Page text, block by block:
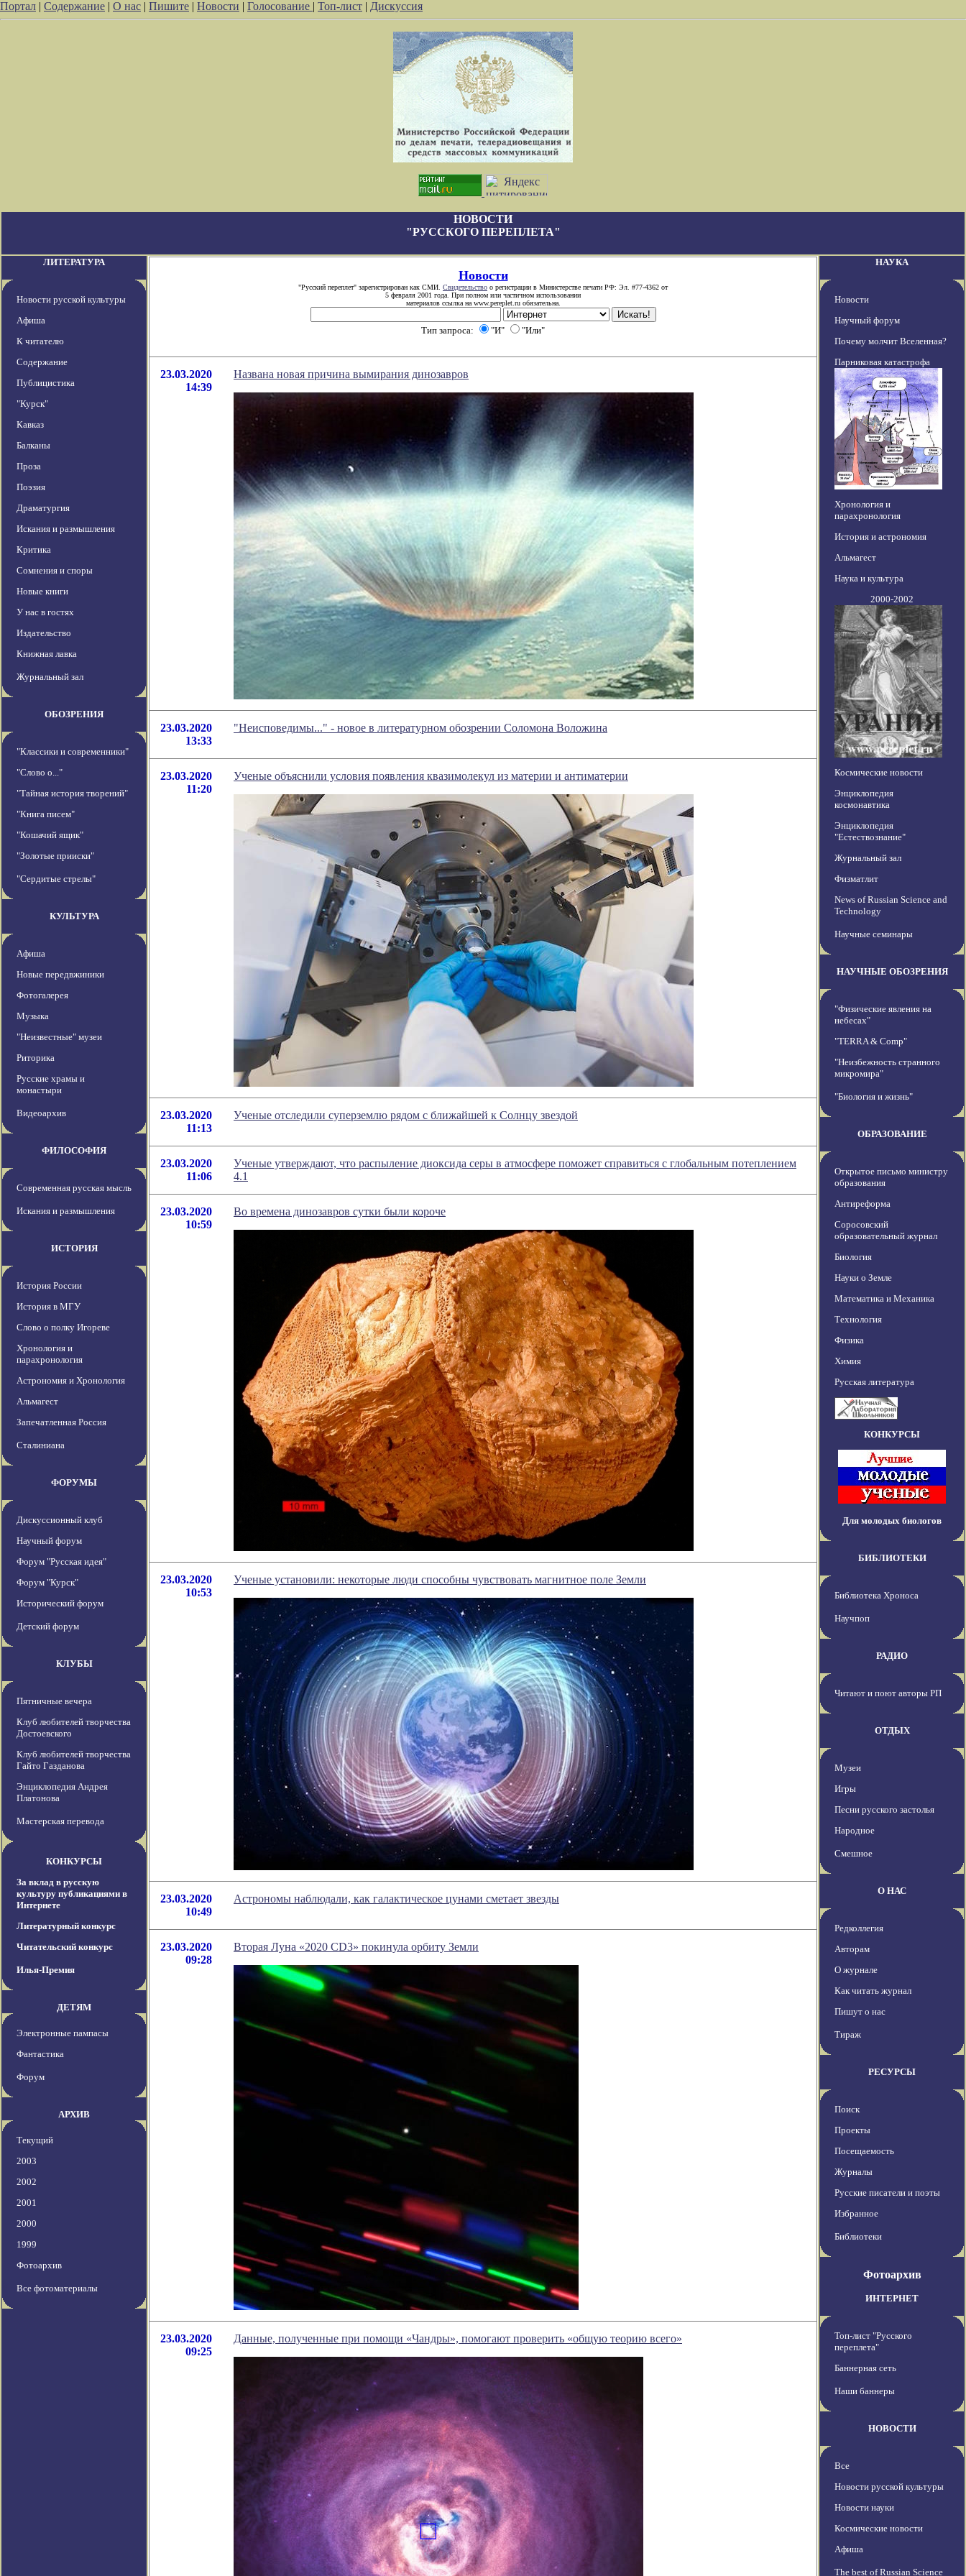
Портал | Содержание | О нас | Пишите | Новости | Голосование | Топ-лист | Дискуссия
НОВОСТИ
"РУССКОГО ПЕРЕПЛЕТА"
ЛИТЕРАТУРА
Новости русской культуры
Афиша
К читателю
Содержание
Публицистика
"Курск"
Кавказ
Балканы
Проза
Поэзия
Драматургия
Искания и размышления
Критика
Сомнения и споры
Новые книги
У нас в гостях
Издательство
Книжная лавка
Журнальный зал
ОБОЗРЕНИЯ
"Классики и современники"
"Слово о..."
"Тайная история творений"
"Книга писем"
"Кошачий ящик"
"Золотые прииски"
"Сердитые стрелы"
КУЛЬТУРА
Афиша
Новые передвжиники
Фотогалерея
Музыка
"Неизвестные" музеи
Риторика
Русские храмы и
монастыри
Видеоархив
ФИЛОСОФИЯ
Современная русская мысль
Искания и размышления
ИСТОРИЯ
История России
История в МГУ
Слово о полку Игореве
Хронология и
парахронология
Астрономия и Хронология
Альмагест
Запечатленная Россия
Сталиниана
ФОРУМЫ
Дискуссионный клуб
Научный форум
Форум "Русская идея"
Форум "Курск"
Исторический форум
Детский форум
КЛУБЫ
Пятничные вечера
Клуб любителей творчества
Достоевского
Клуб любителей творчества
Гайто Газданова
Энциклопедия Андрея
Платонова
Мастерская перевода
КОНКУРСЫ
За вклад в русскую
культуру публикациями в
Интернете
Литературный конкурс
Читательский конкурс
Илья-Премия
ДЕТЯМ
Электронные пампасы
Фантастика
Форум
АРХИВ
Текущий
2003
2002
2001
2000
1999
Фотоархив
Все фотоматериалы
Новости
"Русский переплет" зарегистрирован как СМИ. Свидетельство о регистрации в Министерстве печати РФ: Эл. #77-4362 от
5 февраля 2001 года. При полном или частичном использовании
материалов ссылка на www.pereplet.ru обязательна.
Тип запроса: "И" "Или"
23.03.2020
14:39
Названа новая причина вымирания динозавров
23.03.2020
13:33
"Неисповедимы..." - новое в литературном обозрении Соломона Воложина
23.03.2020
11:20
Ученые объяснили условия появления квазимолекул из материи и антиматерии
23.03.2020
11:13
Ученые отследили суперземлю рядом с ближайшей к Солнцу звездой
23.03.2020
11:06
Ученые утверждают, что распыление диоксида серы в атмосфере поможет справиться с глобальным потеплением
4.1
23.03.2020
10:59
Во времена динозавров сутки были короче
23.03.2020
10:53
Ученые установили: некоторые люди способны чувствовать магнитное поле Земли
23.03.2020
10:49
Астрономы наблюдали, как галактическое цунами сметает звезды
23.03.2020
09:28
Вторая Луна «2020 CD3» покинула орбиту Земли
23.03.2020
09:25
Данные, полученные при помощи «Чандры», помогают проверить «общую теорию всего»
НАУКА
Новости
Научный форум
Почему молчит Вселенная?
Парниковая катастрофа
Хронология и
парахронология
История и астрономия
Альмагест
Наука и культура
2000-2002
Космические новости
Энциклопедия
космонавтика
Энциклопедия
"Естествознание"
Журнальный зал
Физматлит
News of Russian Science and
Technology
Научные семинары
НАУЧНЫЕ ОБОЗРЕНИЯ
"Физические явления на
небесах"
"TERRA & Comp"
"Неизбежность странного
микромира"
"Биология и жизнь"
ОБРАЗОВАНИЕ
Открытое письмо министру
образования
Антиреформа
Соросовский
образовательный журнал
Биология
Науки о Земле
Математика и Механика
Технология
Физика
Химия
Русская литература
КОНКУРСЫ
Для молодых биологов
БИБЛИОТЕКИ
Библиотека Хроноса
Научпоп
РАДИО
Читают и поют авторы РП
ОТДЫХ
Музеи
Игры
Песни русского застолья
Народное
Смешное
О НАС
Редколлегия
Авторам
О журнале
Как читать журнал
Пишут о нас
Тираж
РЕСУРСЫ
Поиск
Проекты
Посещаемость
Журналы
Русские писатели и поэты
Избранное
Библиотеки
Фотоархив
ИНТЕРНЕТ
Топ-лист "Русского
переплета"
Баннерная сеть
Наши баннеры
НОВОСТИ
Все
Новости русской культуры
Новости науки
Космические новости
Афиша
The best of Russian Science